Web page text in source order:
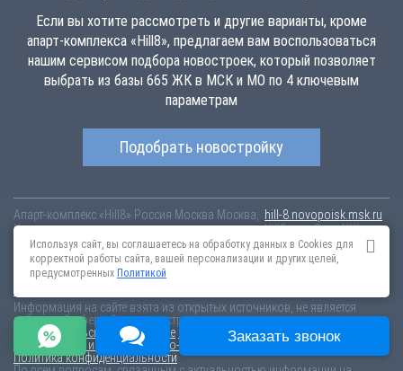
Если вы хотите рассмотреть и другие варианты, кроме
апарт-комплекса «Hill8», предлагаем вам воспользоваться
нашим сервисом подбора новостроек, который позволяет
выбрать из базы 665 ЖК в МСК и МО по 4 ключевым
параметрам
Подобрать новостройку
Апарт-комплекс «Hill8» Россия Москва Москва,
hill-8.novopoisk.msk.ru
Купить апартаменты в новом апарт-комплексе «Hill8» от «Сити-XXI век»
в Останкинском районе. Апартаменты различных планировок от 12
млн рублей!
Информация на сайте взята из открытых источников, не является
публичной офертой и распространяется для ознакомления.
Пользовательское соглашение
Соглашение о размещении
Пояснение об информационно-рекламном характере сведений
Политика конфиденциальности
Используя сайт, вы соглашаетесь на обработку данных в Cookies для
корректной работы сайта, вашей персонализации и других целей,
предусмотренных Политикой
Заказать звонок